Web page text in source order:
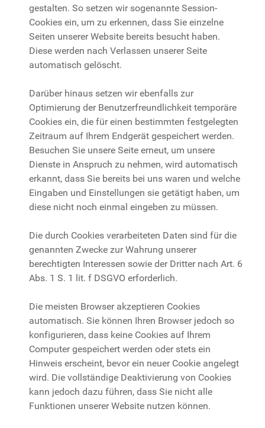
gestalten. So setzen wir sogenannte Session-
Cookies ein, um zu erkennen, dass Sie einzelne
Seiten unserer Website bereits besucht haben.
Diese werden nach Verlassen unserer Seite
automatisch gelöscht.
Darüber hinaus setzen wir ebenfalls zur
Optimierung der Benutzerfreundlichkeit temporäre
Cookies ein, die für einen bestimmten festgelegten
Zeitraum auf Ihrem Endgerät gespeichert werden.
Besuchen Sie unsere Seite erneut, um unsere
Dienste in Anspruch zu nehmen, wird automatisch
erkannt, dass Sie bereits bei uns waren und welche
Eingaben und Einstellungen sie getätigt haben, um
diese nicht noch einmal eingeben zu müssen.
Die durch Cookies verarbeiteten Daten sind für die
genannten Zwecke zur Wahrung unserer
berechtigten Interessen sowie der Dritter nach Art. 6
Abs. 1 S. 1 lit. f DSGVO erforderlich.
Die meisten Browser akzeptieren Cookies
automatisch. Sie können Ihren Browser jedoch so
konfigurieren, dass keine Cookies auf Ihrem
Computer gespeichert werden oder stets ein
Hinweis erscheint, bevor ein neuer Cookie angelegt
wird. Die vollständige Deaktivierung von Cookies
kann jedoch dazu führen, dass Sie nicht alle
Funktionen unserer Website nutzen können.